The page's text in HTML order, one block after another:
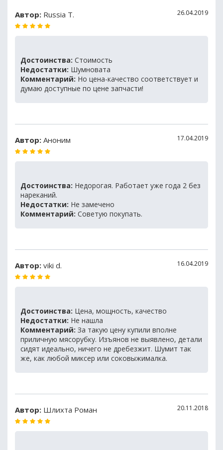
Автор: Russia T. 26.04.2019
Достоинства: Стоимость
Недостатки: Шумновата
Комментарий: Но цена-качество соответствует и
думаю доступные по цене запчасти!
Автор: Аноним 17.04.2019
Достоинства: Недорогая. Работает уже года 2 без
нареканий.
Недостатки: Не замечено
Комментарий: Советую покупать.
Автор: viki d. 16.04.2019
Достоинства: Цена, мощность, качество
Недостатки: Не нашла
Комментарий: За такую цену купили вполне
приличную мясорубку. Изъянов не выявлено, детали
сидят идеально, ничего не дребезжит. Шумит так
же, как любой миксер или соковыжималка.
Автор: Шлихта Роман 20.11.2018